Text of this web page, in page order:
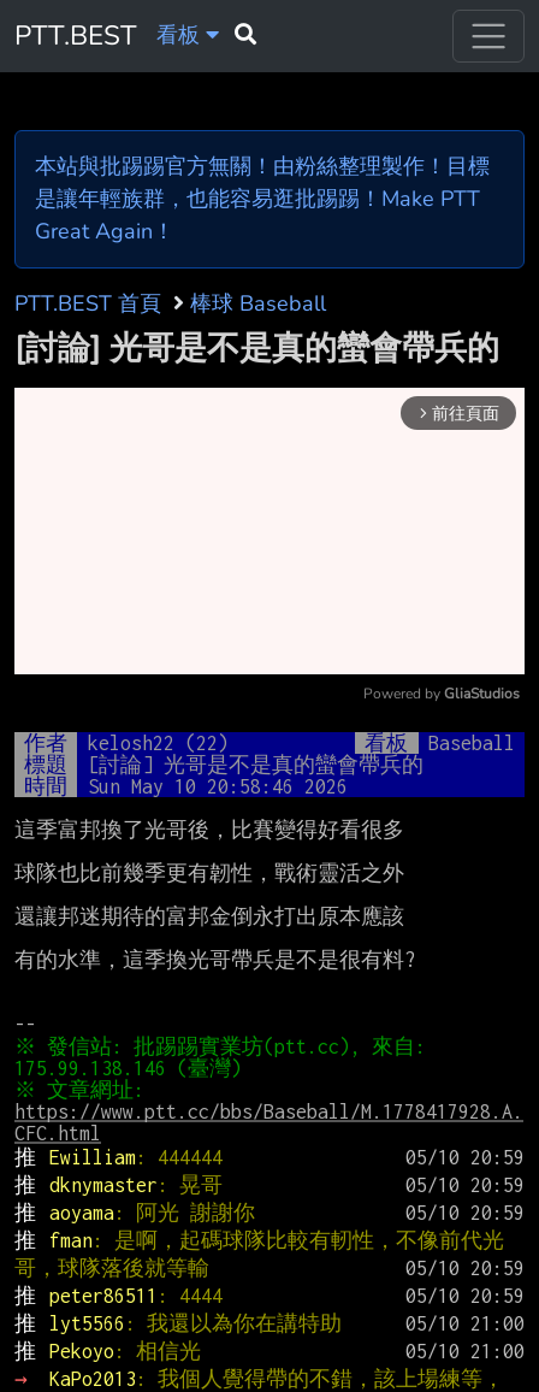
PTT.BEST 看板
本站與批踢踢官方無關！由粉絲整理製作！目標
是讓年輕族群，也能容易逛批踢踢！Make PTT
Great Again！
PTT.BEST 首頁 棒球 Baseball
[討論] 光哥是不是真的蠻會帶兵的
arrow_forward_ios 前往頁面
Mute
Powered by GliaStudios
作者 kelosh22 (22) 看板
Baseball
標題
[討論] 光哥是不是真的蠻會帶兵的
時間
Sun May 10 20:58:46 2026
這季富邦換了光哥後，比賽變得好看很多
球隊也比前幾季更有韌性，戰術靈活之外
還讓邦迷期待的富邦金倒永打出原本應該
有的水準，這季換光哥帶兵是不是很有料?
※ 發信站: 批踢踢實業坊(ptt.cc), 來自:
https://www.ptt.cc/bbs/Baseball/M.1778417928.A.
CFC.html
推
Ewilliam: 444444
推
dknymaster : 晃哥
推
aoyama: 阿光 謝謝你
推
fman: 是啊，起碼球隊比較有軔性，不像前代光
哥，球隊落後就等輸
推
peter86511 : 4444
推
lyt5566 : 我還以為你在講特助
推
Pekoyo : 相信光
→
KaPo2013 : 我個人覺得帶的不錯，該上場練等，